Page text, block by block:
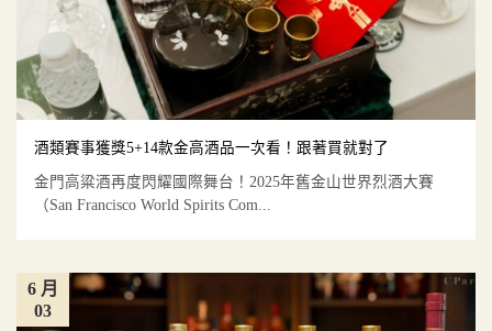
酒類賽事獲獎5+14款金高酒品一次看！跟著買就對了
金門高粱酒再度閃耀國際舞台！2025年舊金山世界烈酒大賽
（San Francisco World Spirits Com...
03
6 月